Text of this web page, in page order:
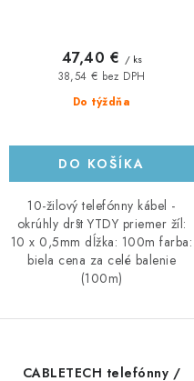
Do týždňa
38,54 € bez DPH
47,40 € / ks
DO KOŠÍKA
10-žilový telefónny kábel -
okrúhly dr§t YTDY priemer žíl:
10 x 0,5mm dĺžka: 100m farba:
biela cena za celé balenie
(100m)
CABLETECH telefónny /